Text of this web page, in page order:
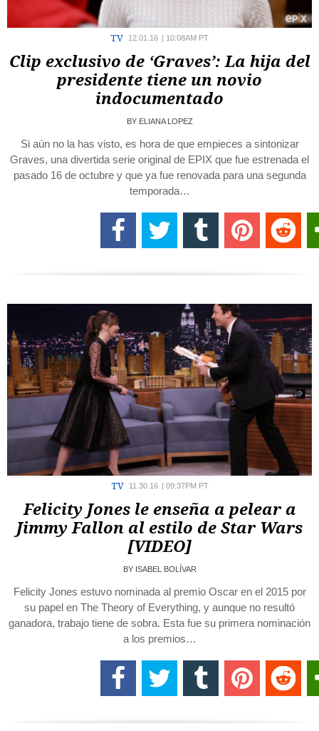
TV 12.01.16 | 10:08AM PT
Clip exclusivo de ‘Graves’: La hija del
presidente tiene un novio
indocumentado
BY ELIANA LOPEZ
Si aún no la has visto, es hora de que empieces a sintonizar
Graves, una divertida serie original de EPIX que fue estrenada el
pasado 16 de octubre y que ya fue renovada para una segunda
temporada…
TV 11.30.16 | 09:37PM PT
Felicity Jones le enseña a pelear a
Jimmy Fallon al estilo de Star Wars
[VIDEO]
BY ISABEL BOLÍVAR
Felicity Jones estuvo nominada al premio Oscar en el 2015 por
su papel en The Theory of Everything, y aunque no resultó
ganadora, trabajo tiene de sobra. Esta fue su primera nominación
a los premios…